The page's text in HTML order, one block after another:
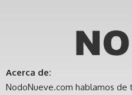
Acerca de:
NodoNueve.com hablamos